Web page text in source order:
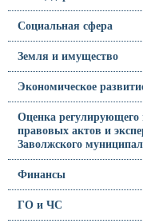
Социальная сфера
Земля и имущество
Экономическое
Оценка регулирующего
правовых актов и
Заволжского
Финансы
ГО и ЧС